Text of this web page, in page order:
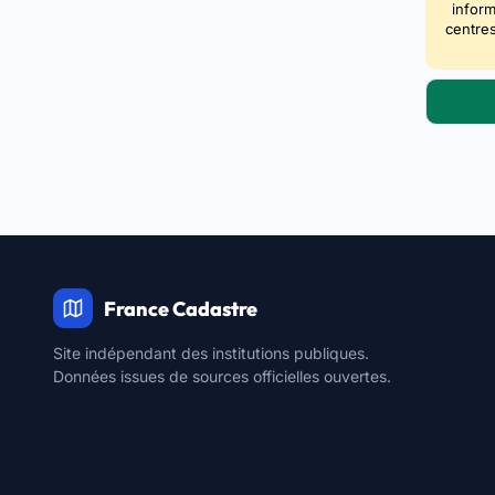
France Cadastre
Site indépendant des institutions publiques.
Données issues de sources officielles ouvertes.